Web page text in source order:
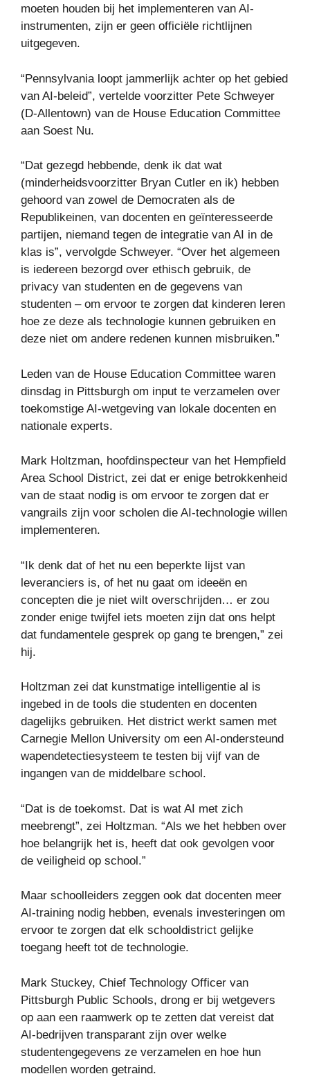
moeten houden bij het implementeren van AI-
instrumenten, zijn er geen officiële richtlijnen
uitgegeven.
“Pennsylvania loopt jammerlijk achter op het gebied
van AI-beleid”, vertelde voorzitter Pete Schweyer
(D-Allentown) van de House Education Committee
aan Soest Nu.
“Dat gezegd hebbende, denk ik dat wat
(minderheidsvoorzitter Bryan Cutler en ik) hebben
gehoord van zowel de Democraten als de
Republikeinen, van docenten en geïnteresseerde
partijen, niemand tegen de integratie van AI in de
klas is”, vervolgde Schweyer. “Over het algemeen
is iedereen bezorgd over ethisch gebruik, de
privacy van studenten en de gegevens van
studenten – om ervoor te zorgen dat kinderen leren
hoe ze deze als technologie kunnen gebruiken en
deze niet om andere redenen kunnen misbruiken.”
Leden van de House Education Committee waren
dinsdag in Pittsburgh om input te verzamelen over
toekomstige AI-wetgeving van lokale docenten en
nationale experts.
Mark Holtzman, hoofdinspecteur van het Hempfield
Area School District, zei dat er enige betrokkenheid
van de staat nodig is om ervoor te zorgen dat er
vangrails zijn voor scholen die AI-technologie willen
implementeren.
“Ik denk dat of het nu een beperkte lijst van
leveranciers is, of het nu gaat om ideeën en
concepten die je niet wilt overschrijden… er zou
zonder enige twijfel iets moeten zijn dat ons helpt
dat fundamentele gesprek op gang te brengen,” zei
hij.
Holtzman zei dat kunstmatige intelligentie al is
ingebed in de tools die studenten en docenten
dagelijks gebruiken. Het district werkt samen met
Carnegie Mellon University om een ​​AI-ondersteund
wapendetectiesysteem te testen bij vijf van de
ingangen van de middelbare school.
“Dat is de toekomst. Dat is wat AI met zich
meebrengt”, zei Holtzman. “Als we het hebben over
hoe belangrijk het is, heeft dat ook gevolgen voor
de veiligheid op school.”
Maar schoolleiders zeggen ook dat docenten meer
AI-training nodig hebben, evenals investeringen om
ervoor te zorgen dat elk schooldistrict gelijke
toegang heeft tot de technologie.
Mark Stuckey, Chief Technology Officer van
Pittsburgh Public Schools, drong er bij wetgevers
op aan een raamwerk op te zetten dat vereist dat
AI-bedrijven transparant zijn over welke
studentengegevens ze verzamelen en hoe hun
modellen worden getraind.